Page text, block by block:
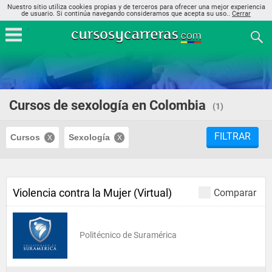
Nuestro sitio utiliza cookies propias y de terceros para ofrecer una mejor experiencia
de usuario. Si continúa navegando consideramos que acepta su uso.. Cerrar
Cursos de sexología en Colombia (1)
Cursos Sexología FILTRAR
Comparar
Violencia contra la Mujer (Virtual)
Politécnico de Suramérica